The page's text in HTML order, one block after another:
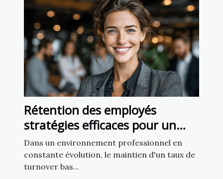
Rétention des employés
stratégies efficaces pour un
taux de turnover minimal
Dans un environnement professionnel en
constante évolution, le maintien d'un taux de
turnover bas...